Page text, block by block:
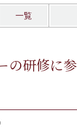
一覧
の研修に参